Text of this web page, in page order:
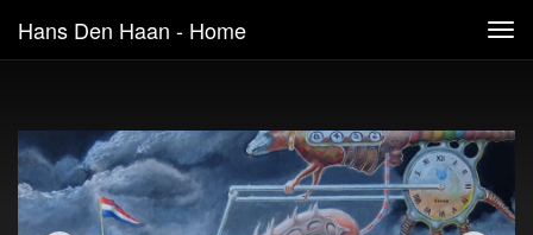
Hans Den Haan - Home